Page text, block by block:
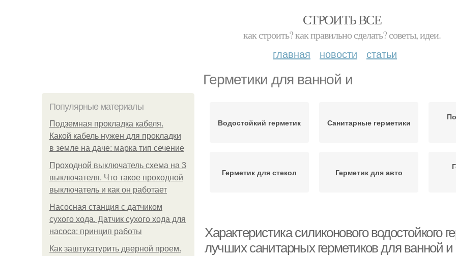
СТРОИТЬ ВСЕ
как строить? как правильно сделать? советы, идеи.
главная новости статьи
Герметики для ванной и
Популярные материалы
Подземная прокладка кабеля.
Какой кабель нужен для прокладки
в земле на даче: марка тип сечение
Проходной выключатель схема на 3
выключателя. Что такое проходной
выключатель и как он работает
Насосная станция с датчиком
сухого хода. Датчик сухого хода для
насоса: принцип работы
Как заштукатурить дверной проем.
Водостойкий герметик Санитарные герметики
Герметик для стекол Герметик для авто
Характеристика силиконового водостойкого
лучших санитарных герметиков для ванной